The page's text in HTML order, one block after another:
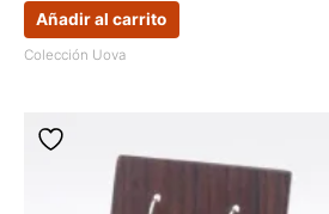
Añadir al carrito
Colección Uova